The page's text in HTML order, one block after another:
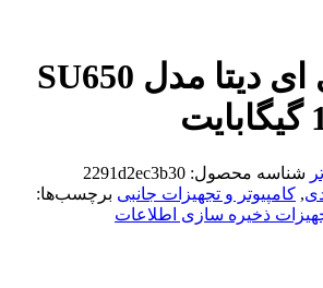
اس اس دی ای دیتا مدل SU650
شناسه محصول: 2291d2ec3b30
, کامپیوتر و تجهیزات جانبی برچسب‌ها:
ذخیره سازی اطلاعات